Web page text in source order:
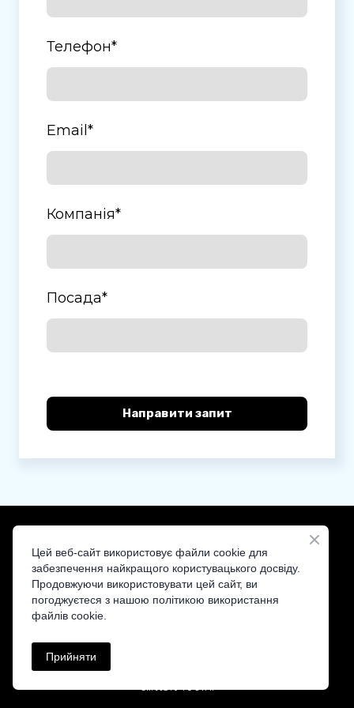
Телефон*
Email *
Компанія*
Посада*
Направити запит
ST&T — ваш надійний дистриб'ютор кібербезпеки
cll.tts%40ofni
Цей веб-сайт використовує файли cookie для
забезпечення найкращого користувацького досвіду.
Продовжуючи використовувати цей сайт, ви
погоджуєтеся з нашою політикою використання
файлів cookie.
Прийняти